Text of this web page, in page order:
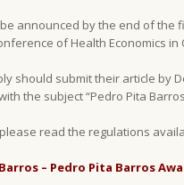
be announced by the end of
of Health Economics in
should submit their article by
the subject “Pedro Pita
read the regulations
– Pedro Pita Barros